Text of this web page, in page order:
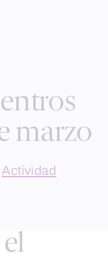
marzo
|Actividad